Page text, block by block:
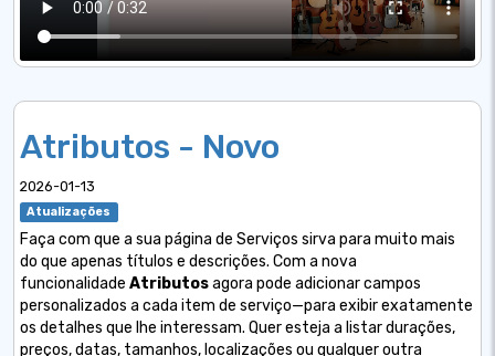
Atributos - Novo
2026-01-13
Atualizações
Faça com que a sua página de Serviços sirva para muito mais
do que apenas títulos e descrições. Com a nova
funcionalidade Atributosagora pode adicionar campos
personalizados a cada item de serviço—para exibir exatamente
os detalhes que lhe interessam. Quer esteja a listar durações,
preços, datas, tamanhos, localizações ou qualquer outra